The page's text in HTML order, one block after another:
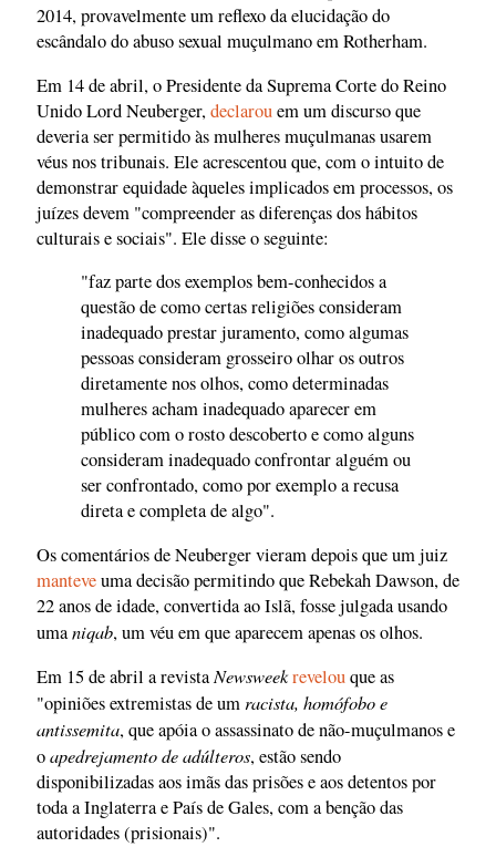
2014, provavelmente um reflexo da elucidação do
escândalo do abuso sexual muçulmano em Rotherham.
Em 14 de abril, o Presidente da Suprema Corte do Reino
Unido Lord Neuberger,declarouem um discurso que
deveria ser permitido às mulheres muçulmanas usarem
véus nos tribunais. Ele acrescentou que, com o intuito de
demonstrar equidade àqueles implicados em processos, os
juízes devem "compreender as diferenças dos hábitos
culturais e sociais". Ele disse o seguinte:
"faz parte dos exemplos bem-conhecidos a
questão de como certas religiões consideram
inadequado prestar juramento, como algumas
pessoas consideram grosseiro olhar os outros
diretamente nos olhos, como determinadas
mulheres acham inadequado aparecer em
público com o rosto descoberto e como alguns
consideram inadequado confrontar alguém ou
ser confrontado, como por exemplo a recusa
direta e completa de algo".
Os comentários de Neuberger vieram depois que um juiz
manteveuma decisão permitindo que Rebekah Dawson, de
22 anos de idade, convertida ao Islã, fosse julgada usando
umaniqab, um véu em que aparecem apenas os olhos.
Em 15 de abril a revistaNewsweekrevelouque as
"opiniões extremistas de um racista, homófobo e
antissemita, que apóia o assassinato de não-muçulmanos e
oapedrejamento de adúlteros, estão sendo
disponibilizadas aos imãs das prisões e aos detentos por
toda a Inglaterra e País de Gales, com a benção das
autoridades (prisionais)".